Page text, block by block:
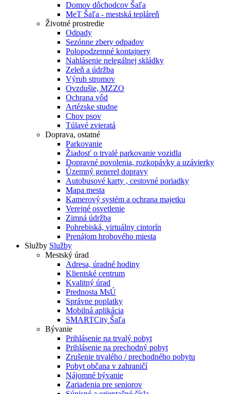
Domov dôchodcov Šaľa
MeT Šaľa - mestská tepláreň
Životné prostredie
Odpady
Sezónne zbery odpadov
Polopodzemné kontajnery
Nahlásenie nelegálnej skládky
Zeleň a údržba
Výrub stromov
Ovzdušie, MZZO
Ochrana vôd
Artézske studne
Chov psov
Túlavé zvieratá
Doprava, ostatné
Parkovanie
Žiadosť o trvalé parkovanie vozidla
Dopravné povolenia, rozkopávky a uzávierky
Územný generel dopravy
Autobusové karty , cestovné poriadky
Mapa mesta
Kamerový systém a ochrana majetku
Verejné osvetlenie
Zimná údržba
Pohrebiská, virtuálny cintorín
Prenájom hrobového miesta
Služby Služby
Mestský úrad
Adresa, úradné hodiny
Klientské centrum
Kvalitný úrad
Prednosta MsÚ
Správne poplatky
Mobilná aplikácia
SMARTCity Šaľa
Bývanie
Prihlásenie na trvalý pobyt
Prihlásenie na prechodný pobyt
Zrušenie trvalého / prechodného pobytu
Pobyt občana v zahraničí
Nájomné bývanie
Zariadenia pre seniorov